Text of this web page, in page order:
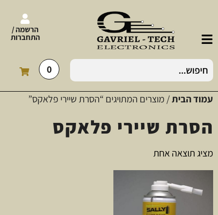
הרשמה /
התחברות
0
עמוד הבית/ מוצרים המתויגים “הסרת שיירי פלאקס”
הסרת שיירי פלאקס
מציג תוצאה אחת